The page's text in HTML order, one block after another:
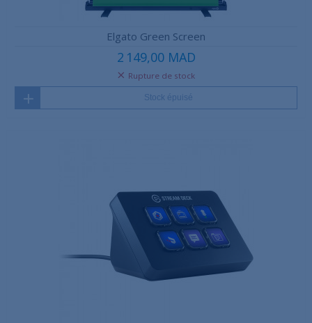
Elgato Green Screen
2 149,00 MAD
Rupture de stock
Stock épuisé